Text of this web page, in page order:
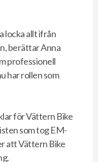
locka allt ifrån
berättar Anna
professionell
har rollen som
för Vättern Bike
som tog EM-
att Vättern Bike